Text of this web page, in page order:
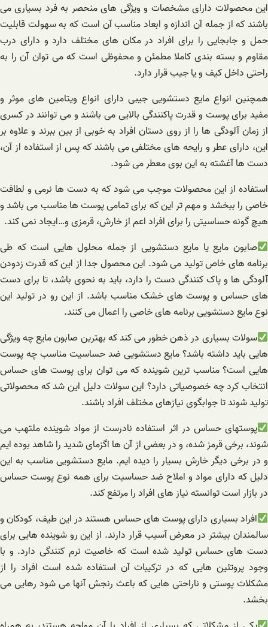
این محصولات دارای مشخصات و ویژگی های منحصر به فرد بسیاری می
باشند که از جمله آن اندازه و ابعاد مناسب آن است که به سهولت قابلیت
حمل و جابجایی را برای افراد در مکان های مختلف دارد و دارای درب
مقاوم و بسته بندی کاملا مطمئن و محفوظی است که می توان آن را به
راحتی داخل کیف و یا جیب قرار دارد.
همچنین انواع مایع دستشویی جیبی دارای انواع ویتامین های موثر و
مفید برای پوست و قدرت پاکنندگی بالایی می باشند و می توانند در کسری
از زمان آلودگی ها را از روی دستان افراد به خوبی از بین ببرند و علاوه بر
این، دارای عطر و رایحه های مختلفی می باشند که پس از استفاده از آن،
دست ها آغشته به این بوی معطر می شود.
استفاده از این محصولات موجب می شود که به دست ها نرمی و لطافت
خاصی را ببخشد و مهم تر این که برای تمامی پوست ها مناسب می باشد و
هیچ گونه حساسیتی را برای افراد اعم از خارش، قرمزی و…ایجاد نمی کند.
صابون مایع یا مایع دستشویی از جمله محلول هایی است که طی
برنامه های خاص تولید می شود. این محصول جدا از این که قدرت زدودن
آلودگی ها و پاک کنندگی دست را دارد، باید به نحوی باشد، تا برای دست‌
های حساس و پوست های خشک مناسب باشد. از این رو در تولید این
نوع مایع دستشویی برنامه‌ های خاصی را اعمال می کنند.
سولات بسیاری در ذهن خطور می کند که بهترین صابون مایع چه ویژگی
هایی باید داشته باشد؟ مایع دستشویی ضد حساسیت مناسب چه پوست
هایی است؟ مناسب ترین شوینده که می توان برای پوست های حساس
انتخاب کرد چه خصوصیاتی دارد؟ این سولات دلیل این شد که محصولاتی
تولید شوند تا جوابگوی نیازهای مختلف افراد باشند.
پوستهای حساس در اثر استفاده نادرست از مواد شوینده ملتهب می
شوند، برخی قرمز شده، و در بعضی از آن ها اگزمای شدید را شاهد بوده ایم
و در برخی دیگر خارش بسیار را دیده ایم. مایع دستشویی مناسب به این
دلیل که دارای مواد و املاح ضد حساسیت برای همه نوع پوست حساس
در بازار است توانسته نیاز های افراد را مرتفع کند‌.
افراد بسیاری دارای پوست های حساس هستند در این طیف، کودکان و
سالمندان بیشتر در معرض آسیب قرار دارند. از این رو شوینده هایی برای
دست های حساس تولید شده است که خاصیت نرم کنندگی دارد. و با
وجود پروتئین هایی که در ترکیبات آن استفاده شده است افراد را از
مشکلات پوستی و ناراحتی هایی که باعث رنجش آنها می شود رهایی می
بخشد.